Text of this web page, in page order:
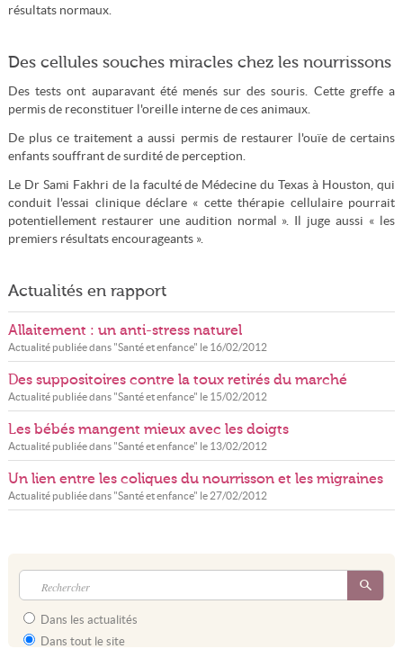
résultats normaux.
Des cellules souches miracles chez les nourrissons
Des tests ont auparavant été menés sur des souris. Cette greffe a
permis de reconstituer l'oreille interne de ces animaux.
De plus ce traitement a aussi permis de restaurer l'ouïe de certains
enfants souffrant de surdité de perception.
Le Dr Sami Fakhri de la faculté de Médecine du Texas à Houston, qui
conduit l'essai clinique déclare « cette thérapie cellulaire pourrait
potentiellement restaurer une audition normal ». Il juge aussi « les
premiers résultats encourageants ».
Actualités en rapport
Allaitement : un anti-stress naturel
Actualité publiée dans "Santé et enfance" le 16/02/2012
Des suppositoires contre la toux retirés du marché
Actualité publiée dans "Santé et enfance" le 15/02/2012
Les bébés mangent mieux avec les doigts
Actualité publiée dans "Santé et enfance" le 13/02/2012
Un lien entre les coliques du nourrisson et les migraines
Actualité publiée dans "Santé et enfance" le 27/02/2012
Dans les actualités
Dans tout le site